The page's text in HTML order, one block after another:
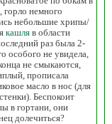
горло немного
небольшие хрипы/
кашля в области
раз была 2-
особого не увидела,
не смыкаются,
прописала
масло в нос (для
Беспокоит
в гортани, они
долечиться?